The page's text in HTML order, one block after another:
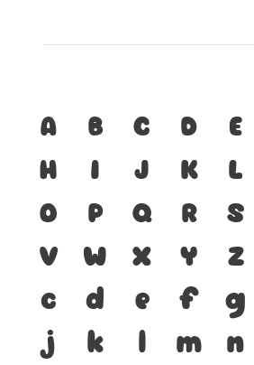
A B C D E
H
I J K L
O
P Q R S
V
W X Y Z
c
d e f g
j
k l m n